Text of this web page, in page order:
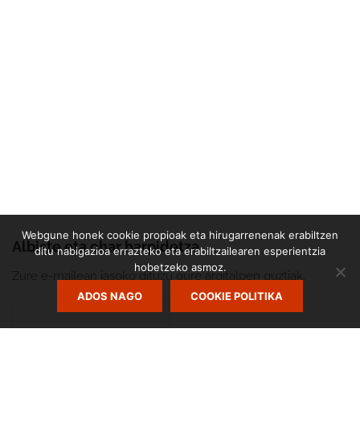
Albiste eta ohar harpidetza
Zure e-mailean jasoko dituzu gure argitalpen guztiak.
Webgune honek cookie propioak eta hirugarrenenak erabiltzen
ditu nabigazioa errazteko eta erabiltzailearen esperientzia
hobetzeko asmoz.
ADOS NAGO COOKIE POLITIKA